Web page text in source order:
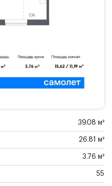
39.08 м²
26.81 м²
3.76 м²
55